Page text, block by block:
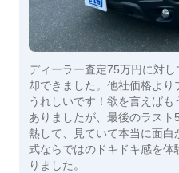
ディーラー査定75万円に対
却できました。他社価格よ
うれしいです！欲を言えば
ありましたが、最後のラス
熱して、見ていて本当に面
式ならではのドキドキ感を
りました。